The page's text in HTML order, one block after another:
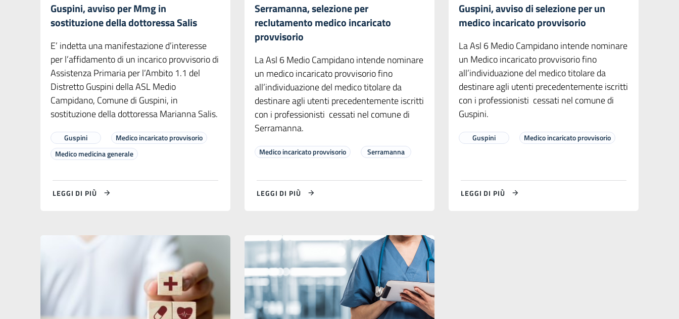
Guspini, avviso per Mmg in
sostituzione della dottoressa Salis
E’ indetta una manifestazione d’interesse
per l’affidamento di un incarico provvisorio di
Assistenza Primaria per l’Ambito 1.1 del
Distretto Guspini della ASL Medio
Campidano, Comune di Guspini, in
sostituzione della dottoressa Marianna Salis.
Guspini
Medico incaricato provvisorio
Medico medicina generale
LEGGI DI PIÙ
Serramanna, selezione per
reclutamento medico incaricato
provvisorio
La Asl 6 Medio Campidano intende nominare
un medico incaricato provvisorio fino
all’individuazione del medico titolare da
destinare agli utenti precedentemente iscritti
con i professionisti cessati nel comune di
Serramanna.
Medico incaricato provvisorio Serramanna
LEGGI DI PIÙ
Guspini, avviso di selezione per un
medico incaricato provvisorio
La Asl 6 Medio Campidano intende nominare
un Medico incaricato provvisorio fino
all’individuazione del medico titolare da
destinare agli utenti precedentemente iscritti
con i professionisti cessati nel comune di
Guspini.
Guspini Medico incaricato provvisorio
LEGGI DI PIÙ